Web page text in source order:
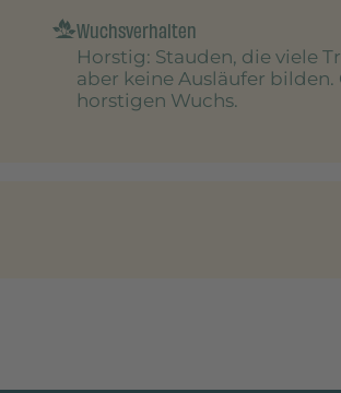
Wuchsverhalten
Horstig: Stauden, die viele
aber keine Ausläufer
horstigen Wuchs.